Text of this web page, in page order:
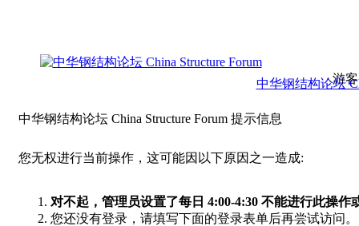
游
中华钢结构论坛
中华钢结构论坛 China Structure Forum 提示信息
您无权进行当前操作，这可能因以下原因之一造成:
对不起，管理员设置了每日 4:00-4:30 不能进行此操
您还没有登录，请填写下面的登录表单后再尝试访问。